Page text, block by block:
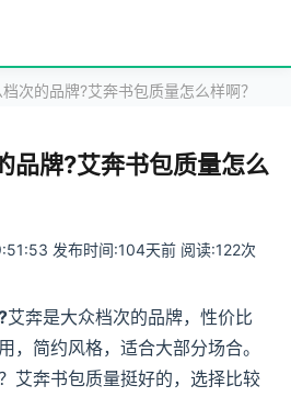
次的品牌?艾奔书包质量怎么样啊？
品牌?艾奔书包质量怎么
发布时间:104天前 阅读:122次
艾奔是大众档次的品牌，性价比
，简约风格，适合大部分场合。
艾奔书包质量挺好的，选择比较